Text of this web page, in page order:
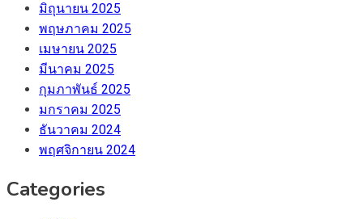
มิถุนายน 2025
พฤษภาคม 2025
เมษายน 2025
มีนาคม 2025
กุมภาพันธ์ 2025
มกราคม 2025
ธันวาคม 2024
พฤศจิกายน 2024
Categories